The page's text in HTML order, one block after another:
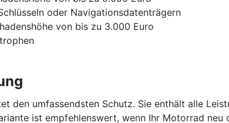
oder Navigationsdatenträgern
von bis zu 3.000 Euro
den umfassendsten Schutz. Sie enthält alle
ist empfehlenswert, wenn Ihr Motorrad